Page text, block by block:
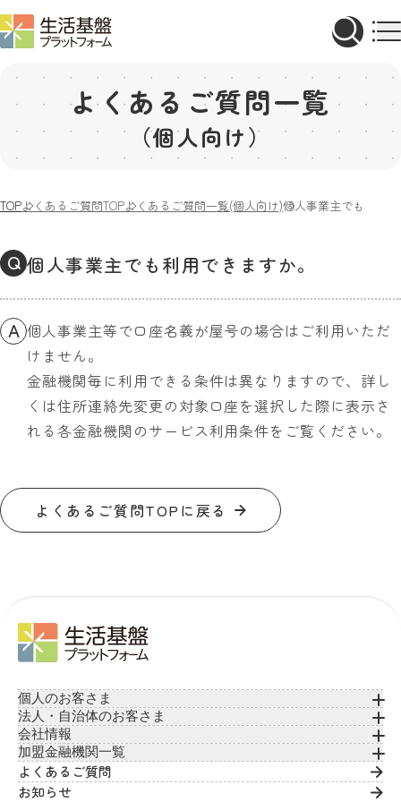
よくあるご質問一覧
（個人向け）
TOPよくあるご質問TOPよくあるご質問一覧(個人向け)個人事業主でも利用
Q 個人事業主でも利用できますか。
A 個人事業主等で口座名義が屋号の場合はご利用いただ
けません。
金融機関毎に利用できる条件は異なりますので、詳し
くは住所連絡先変更の対象口座を選択した際に表示さ
れる各金融機関のサービス利用条件をご覧ください。
よくあるご質問TOPに戻る
個人のお客さま
法人・自治体のお客さま
会社情報
加盟金融機関一覧
よくあるご質問
お知らせ